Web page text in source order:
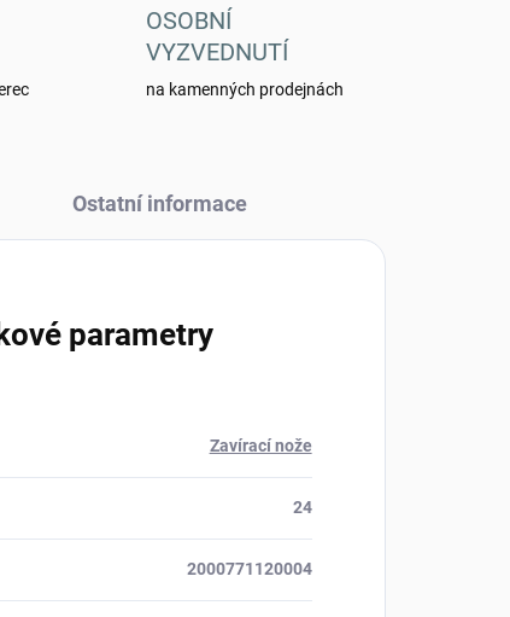
OSOBNÍ
VYZVEDNUTÍ
na kamenných prodejnách
Ostatní informace
parametry
Zavírací nože
24
2000771120004